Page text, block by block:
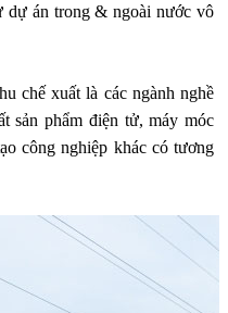
dự án trong & ngoài nước vô
chế xuất là các ngành nghề
sản phẩm điện tử, máy móc
công nghiệp khác có tương